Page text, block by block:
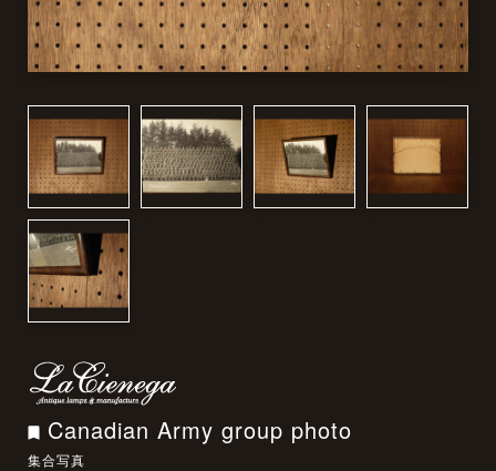
Canadian Army group photo
集合写真